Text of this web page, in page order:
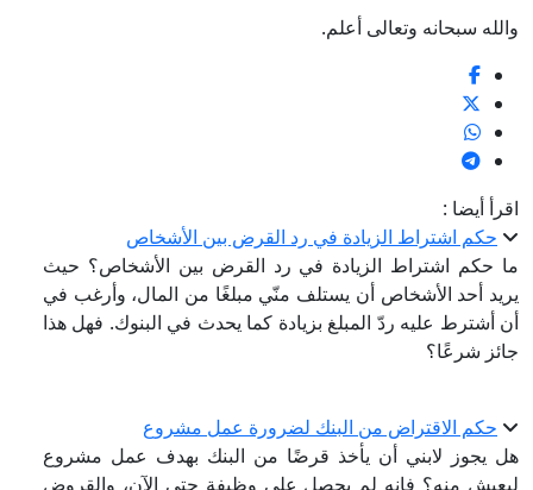
والله سبحانه وتعالى أعلم.
اقرأ أيضا :
حكم اشتراط الزيادة في رد القرض بين الأشخاص
ما حكم اشتراط الزيادة في رد القرض بين الأشخاص؟ حيث
يريد أحد الأشخاص أن يستلف منّي مبلغًا من المال، وأرغب في
أن أشترط عليه ردّ المبلغ بزيادة كما يحدث في البنوك. فهل هذا
جائز شرعًا؟
حكم الاقتراض من البنك لضرورة عمل مشروع
هل يجوز لابني أن يأخذ قرضًا من البنك بهدف عمل مشروع
ليعيش منه؟ فإنه لم يحصل على وظيفة حتى الآن، والقروض